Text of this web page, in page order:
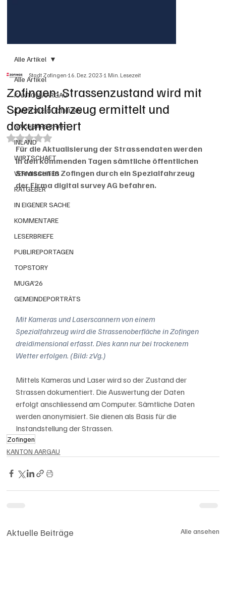
Alle Artikel
KANTON AARGAU
KANTON SOLOTHURN
NACHBARSCHAFT
INLAND
WIRTSCHAFT
VERMISCHTES
RATGEBER
IN EIGENER SACHE
KOMMENTARE
LESERBRIEFE
PUBLIREPORTAGEN
TOPSTORY
MUGA'26
GEMEINDEPORTRÄTS
Alle Artikel
Zofingen: Strassenzustand wird mit
Spezialfahrzeug ermittelt und
dokumentiert
Stadt Zofingen16. Dez. 20231 Min. Lesezeit
Mit NaN von 5 Sternen bewertet.
Für die Aktualisierung der Strassendaten werden
in den kommenden Tagen sämtliche öffentlichen
Strassen in Zofingen durch ein Spezialfahrzeug
der Firma digital survey AG befahren.
Mit Kameras und Laserscannern von einem
Spezialfahrzeug wird die Strassenoberfläche in Zofingen
dreidimensional erfasst. Dies kann nur bei trockenem
Wetter erfolgen. (Bild: zVg.)
Mittels Kameras und Laser wird so der Zustand der
Strassen dokumentiert. Die Auswertung der Daten
erfolgt anschliessend am Computer. Sämtliche Daten
werden anonymisiert. Sie dienen als Basis für die
Instandstellung der Strassen.
Zofingen
KANTON AARGAU
Aktuelle Beiträge Alle ansehen